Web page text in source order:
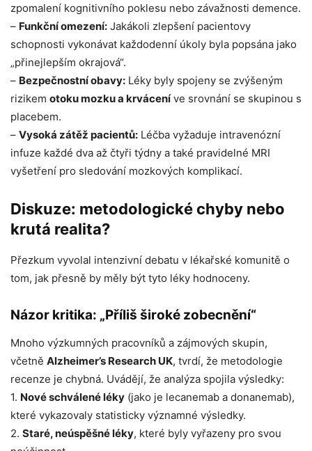
zpomalení kognitivního poklesu nebo závažnosti demence.
– Funkční omezení: Jakákoli zlepšení pacientovy
schopnosti vykonávat každodenní úkoly byla popsána jako
„přinejlepším okrajová“.
– Bezpečnostní obavy: Léky byly spojeny se zvýšeným
rizikem otoku mozku a krváceníve srovnání se skupinou s
placebem.
– Vysoká zátěž pacientů: Léčba vyžaduje intravenózní
infuze každé dva až čtyři týdny a také pravidelné MRI
vyšetření pro sledování mozkových komplikací.
Diskuze: metodologické chyby nebo
krutá realita?
Přezkum vyvolal intenzivní debatu v lékařské komunitě o
tom, jak přesně by měly být tyto léky hodnoceny.
Názor kritika: „Příliš široké zobecnění“
Mnoho výzkumných pracovníků a zájmových skupin,
včetně Alzheimer’s Research UK, tvrdí, že metodologie
recenze je chybná. Uvádějí, že analýza spojila výsledky:
1. Nové schválené léky (jako je lecanemab a donanemab),
které vykazovaly statisticky významné výsledky.
2. Staré, neúspěšné léky, které byly vyřazeny pro svou